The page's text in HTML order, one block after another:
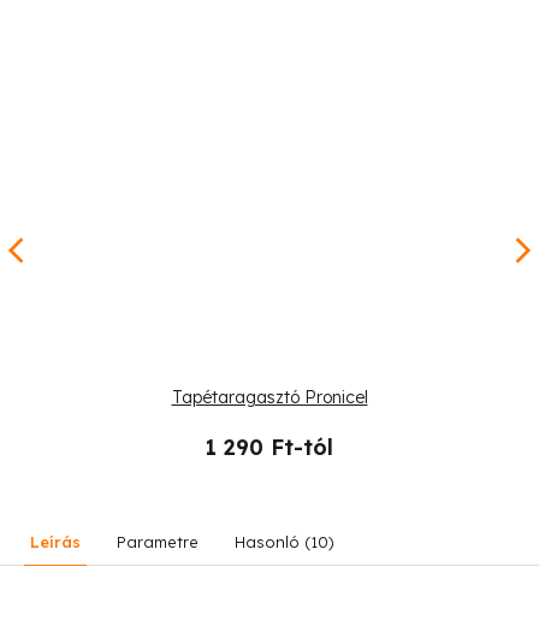
Tapétaragasztó Pronicel
1 290 Ft-tól
Leírás Parametre Hasonló (10)